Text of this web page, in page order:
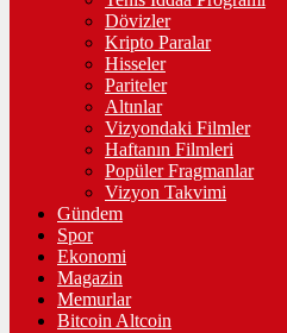
Dövizler
Kripto Paralar
Hisseler
Pariteler
Altınlar
Vizyondaki Filmler
Haftanın Filmleri
Popüler Fragmanlar
Vizyon Takvimi
Gündem
Spor
Ekonomi
Magazin
Memurlar
Bitcoin Altcoin